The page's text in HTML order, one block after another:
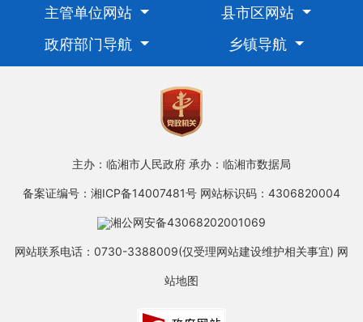
主管单位网站
县市区网站
政府部门导航
乡镇导航
主办：临湘市人民政府 承办：临湘市数据局
备案证编号：湘ICP备14007481号 网站标识码：4306820004
湘公网安备43068202001069
网站联系电话：0730-3388009(仅受理网站建设维护相关事宜) 网
站地图